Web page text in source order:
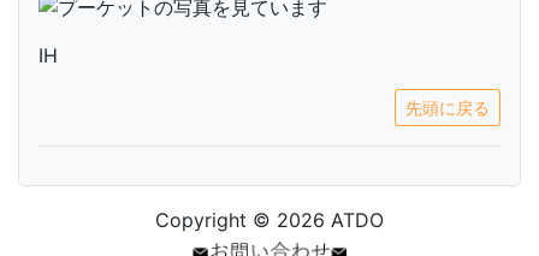
IH
先頭に戻る
Copyright © 2026 ATDO